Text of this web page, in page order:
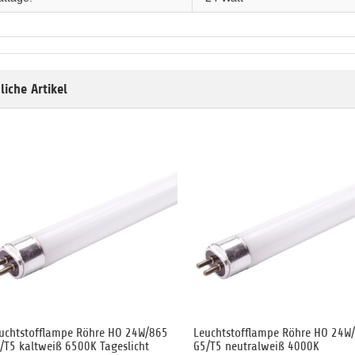
Artikel
Röhre HO 24W/865
T5 kaltweiß 6500K Tageslicht
Leuchtstofflampe Röhre HO
G5/T5 neutralweiß 4000K